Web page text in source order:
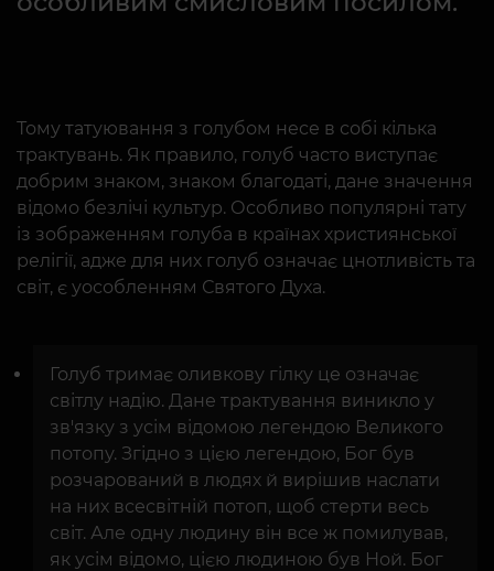
Тому татуювання з голубом несе в собі кілька
трактувань. Як правило, голуб часто виступає
добрим знаком, знаком благодаті, дане значення
відомо безлічі культур. Особливо популярні тату
із зображенням голуба в країнах християнської
релігії, адже для них голуб означає цнотливість та
світ, є уособленням Святого Духа.
Голуб тримає оливкову гілку це означає
світлу надію. Дане трактування виникло у
зв'язку з усім відомою легендою Великого
потопу. Згідно з цією легендою, Бог був
розчарований в людях й вирішив наслати
на них всесвітній потоп, щоб стерти весь
світ. Але одну людину він все ж помилував,
як усім відомо, цією людиною був Ной. Бог